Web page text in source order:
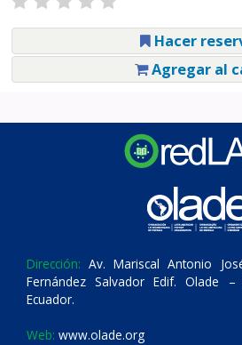
Hacer
Agregar al
Dirección: Av. Mariscal Antonio
Fernández Salvador Edif. Olade
Ecuador.
Web: www.olade.org